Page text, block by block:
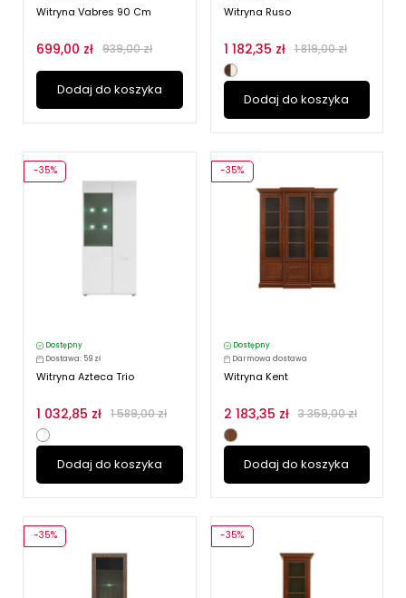
Witryna Vabres 90 Cm
699,00 zł 939,00 zł
Dodaj do koszyka
Witryna Ruso
1 182,35 zł 1 819,00 zł
Dodaj do koszyka
Dostępny
Dostawa: 59 zł
Witryna Azteca Trio
1 032,85 zł 1 589,00 zł
Dodaj do koszyka
-35%
Dostępny
Darmowa dostawa
Witryna Kent
2 183,35 zł 3 359,00 zł
Dodaj do koszyka
-35%
-35% -35%